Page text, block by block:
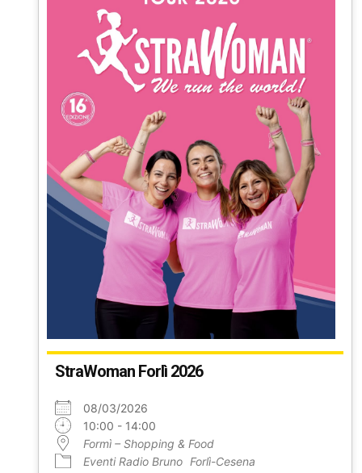
StraWoman Forlì 2026
08/03/2026
10:00 - 14:00
Formì – Shopping & Food
Eventi Radio Bruno Forlì-Cesena